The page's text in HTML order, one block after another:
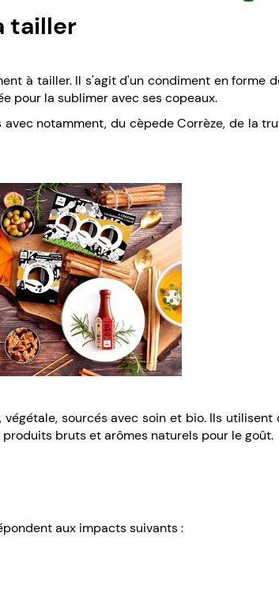
tailler
à tailler. Il s'agit d'un condiment en forme
pour la sublimer avec ses copeaux.
notamment, du cèpede Corrèze, de la
sourcés avec soin et bio. Ils
bruts et arômes naturels pour le goût.
aux impacts suivants :